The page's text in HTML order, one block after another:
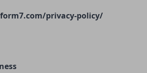
privacy-policy/